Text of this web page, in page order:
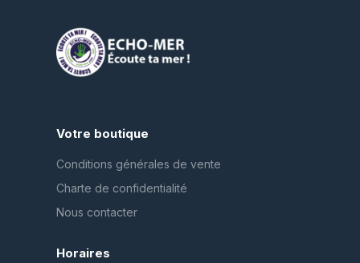
Votre boutique
Conditions générales de vente
Charte de confidentialité
Nous contacter
Horaires